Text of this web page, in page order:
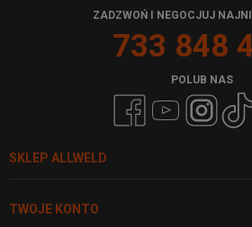
SKLEP ALLWELD
TWOJE KONTO
ZADZWOŃ I NEGOCJUJ
733 848
POLUB NAS